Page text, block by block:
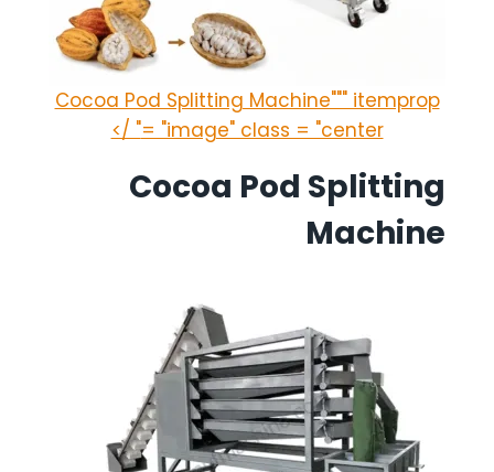
Cocoa Pod Splitting Machine""" itemprop
= "image" class = "center" />
Cocoa Pod Splitting
Machine